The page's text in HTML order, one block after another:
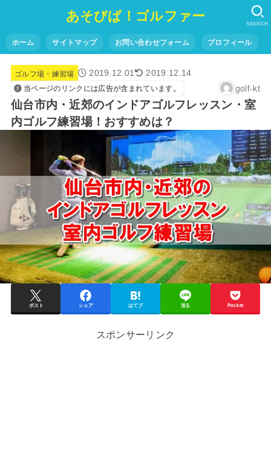
あそびば！ゴルファー
ホーム サイトマップ お問い合わせフォーム プロフィール
SEARCH
ゴルフ場・練習場 2019.12.01 2019.12.14
当ページのリンクには広告が含まれています。 golf-kt
仙台市内・近郊のインドアゴルフレッスン・室
内ゴルフ練習場！おすすめは？
ポスト シェア はてブ 送る Pocket
スポンサーリンク